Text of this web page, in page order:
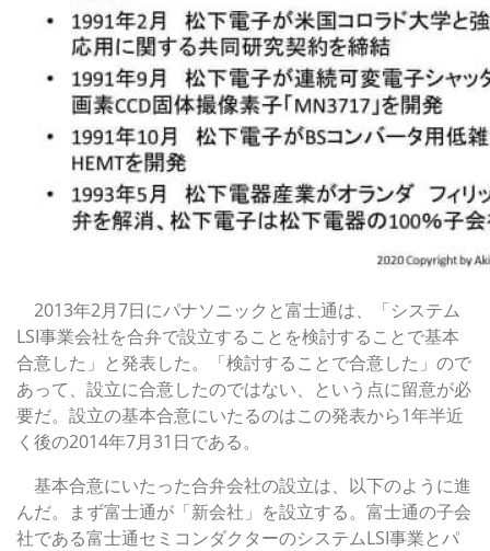
2013年2月7日にパナソニックと富士通は、「システム
LSI事業会社を合弁で設立することを検討することで基本
合意した」と発表した。「検討することで合意した」ので
あって、設立に合意したのではない、という点に留意が必
要だ。設立の基本合意にいたるのはこの発表から1年半近
く後の2014年7月31日である。
基本合意にいたった合弁会社の設立は、以下のように進
んだ。まず富士通が「新会社」を設立する。富士通の子会
社である富士通セミコンダクターのシステムLSI事業とパ